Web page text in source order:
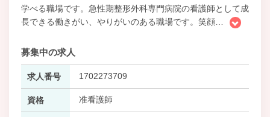
学べる職場です。急性期整形外科専門病院の看護師として成
長できる働きがい、やりがいのある職場です。笑顔
募集中の求人
求人番号 1702273709
資格 准看護師